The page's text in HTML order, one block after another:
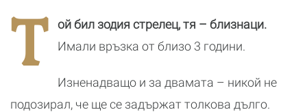
Т
ой бил зодия стрелец, тя – близнаци.
Имали връзка от близо 3 години.
Изненадващо и за двамата – никой не
подозирал, че ще се задържат толкова дълго.